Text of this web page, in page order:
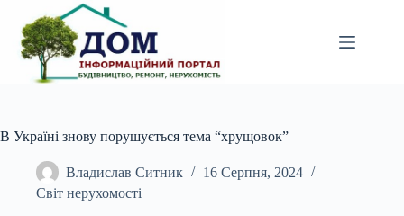
вмісту
В Україні знову порушується тема “хрущовок”
Владислав Ситник
16 Серпня, 2024
Світ нерухомості